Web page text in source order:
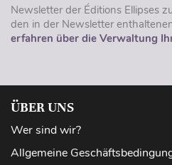
Newsletter der Éditions Ellipses
den in der Newsletter
erfahren über die Verwaltung
ÜBER UNS
Wer sind wir?
Allgemeine